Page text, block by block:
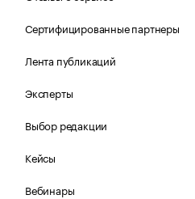
Сертифицированные партнеры
Лента публикаций
Эксперты
Выбор редакции
Кейсы
Вебинары